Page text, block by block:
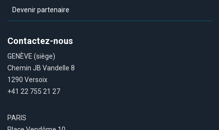
Devenir partenaire
Contactez-nous
GENÈVE (siège)
Chemin JB Vandelle 8
1290 Versoix
+41 22 755 21 27
PARIS